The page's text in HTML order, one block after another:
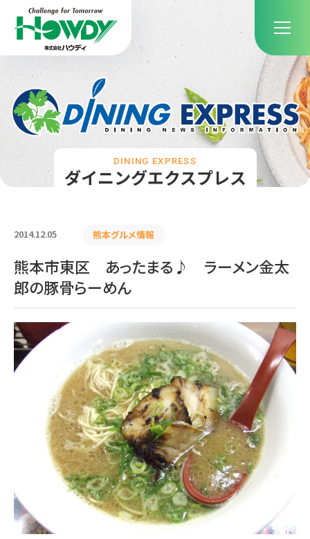
ダイニングエクスプレス
DINING EXPRESS
2014.12.05 熊本グルメ情報
熊本市東区 あったまる♪ ラーメン金太
郎の豚骨らーめん